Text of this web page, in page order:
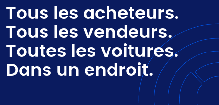
Tous les acheteurs.
Tous les vendeurs.
Toutes les voitures.
Dans un endroit.